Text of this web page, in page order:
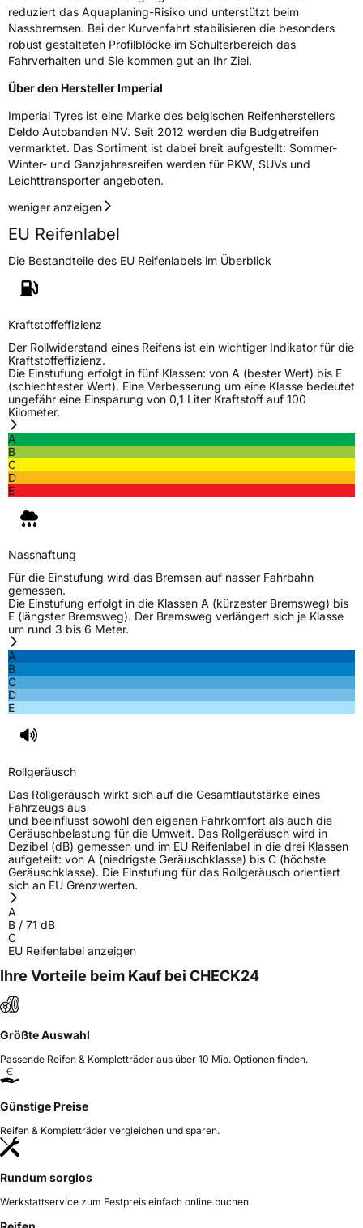
Rollgeräusch (Klasse)B
Rollgeräusch (dB)71
3PMSF / Schneeflockensymbol / Alpine-SymbolNein
EisgripNein
EPREL ID517493
Allgemeine Produktsicherheit (GPSR)
Herstellerkontakt Deldo Autobanden NV, Essensteenweg 113
2930 Brasschaat, compliance@deldo.com
reduziert das Aquaplaning-Risiko und unterstützt beim
Nassbremsen. Bei der Kurvenfahrt stabilisieren die besonders
robust gestalteten Profilblöcke im Schulterbereich das
Fahrverhalten und Sie kommen gut an Ihr Ziel.
Über den Hersteller Imperial
Imperial Tyres ist eine Marke des belgischen Reifenherstellers
Deldo Autobanden NV. Seit 2012 werden die Budgetreifen
vermarktet. Das Sortiment ist dabei breit aufgestellt: Sommer-
Winter- und Ganzjahresreifen werden für PKW, SUVs und
Leichttransporter angeboten.
weniger anzeigen
EU Reifenlabel
Die Bestandteile des EU Reifenlabels im Überblick
Kraftstoffeffizienz
Der Rollwiderstand eines Reifens ist ein wichtiger Indikator für die
Kraftstoffeffizienz.
Die Einstufung erfolgt in fünf Klassen: von A (bester Wert) bis E
(schlechtester Wert). Eine Verbesserung um eine Klasse bedeutet
ungefähr eine Einsparung von 0,1 Liter Kraftstoff auf 100
Kilometer.
A
B
C
D
E
Nasshaftung
Für die Einstufung wird das Bremsen auf nasser Fahrbahn
gemessen.
Die Einstufung erfolgt in die Klassen A (kürzester Bremsweg) bis
E (längster Bremsweg). Der Bremsweg verlängert sich je Klasse
um rund 3 bis 6 Meter.
A
B
C
D
E
Rollgeräusch
Das Rollgeräusch wirkt sich auf die Gesamtlautstärke eines
Fahrzeugs aus
und beeinflusst sowohl den eigenen Fahrkomfort als auch die
Geräuschbelastung für die Umwelt. Das Rollgeräusch wird in
Dezibel (dB) gemessen und im EU Reifenlabel in die drei Klassen
aufgeteilt: von A (niedrigste Geräuschklasse) bis C (höchste
Geräuschklasse). Die Einstufung für das Rollgeräusch orientiert
sich an EU Grenzwerten.
A
B / 71 dB
C
EU Reifenlabel anzeigen
Ihre Vorteile beim Kauf bei CHECK24
Größte Auswahl
Passende Reifen & Kompletträder aus über 10 Mio. Optionen finden.
Günstige Preise
Reifen & Kompletträder vergleichen und sparen.
Rundum sorglos
Werkstattservice zum Festpreis einfach online buchen.